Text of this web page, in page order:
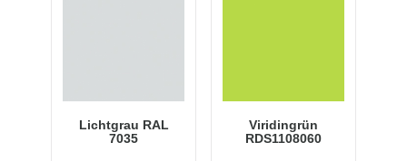
Lichtgrau RAL
7035
Viridingrün
RDS1108060